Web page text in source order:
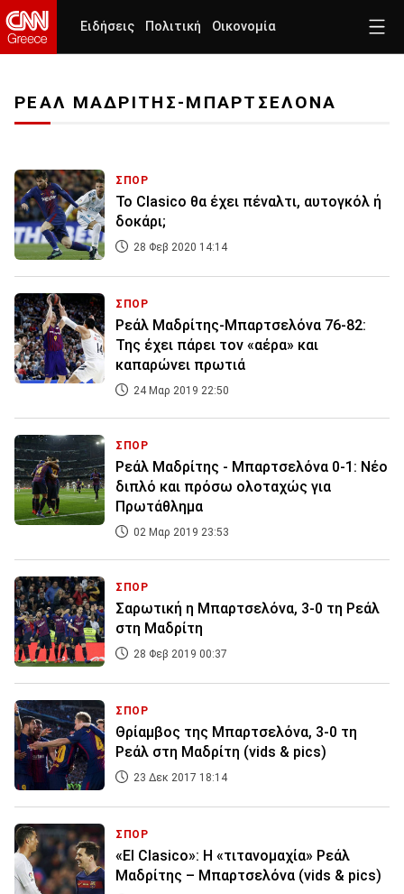
Ειδήσεις Πολιτική Οικονομία
ΡΕΑΛ ΜΑΔΡΙΤΗΣ-ΜΠΑΡΤΣΕΛΟΝΑ
ΣΠΟΡ
Το Clasico θα έχει πέναλτι, αυτογκόλ ή
δοκάρι;
28 Φεβ 2020 14:14
ΣΠΟΡ
Ρεάλ Μαδρίτης-Μπαρτσελόνα 76-82:
Της έχει πάρει τον «αέρα» και
καπαρώνει πρωτιά
24 Μαρ 2019 22:50
ΣΠΟΡ
Ρεάλ Μαδρίτης - Μπαρτσελόνα 0-1: Νέο
διπλό και πρόσω ολοταχώς για
Πρωτάθλημα
02 Μαρ 2019 23:53
ΣΠΟΡ
Σαρωτική η Μπαρτσελόνα, 3-0 τη Ρεάλ
στη Μαδρίτη
28 Φεβ 2019 00:37
ΣΠΟΡ
Θρίαμβος της Μπαρτσελόνα, 3-0 τη
Ρεάλ στη Μαδρίτη (vids & pics)
23 Δεκ 2017 18:14
ΣΠΟΡ
«El Clasico»: Η «τιτανομαχία» Ρεάλ
Μαδρίτης – Μπαρτσελόνα (vids & pics)